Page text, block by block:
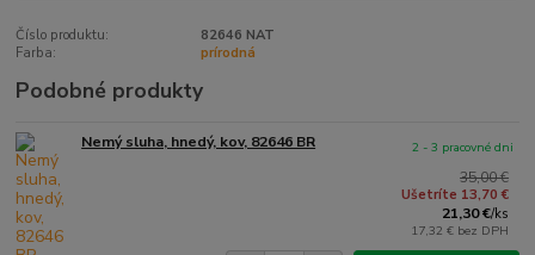
Číslo produktu:
82646 NAT
Farba:
prírodná
Podobné produkty
Nemý sluha, hnedý, kov, 82646 BR
35,00 €
Ušetríte 13,70 €
21,30 €/ks
17,32 € bez DPH
2 - 3 pracovné dni